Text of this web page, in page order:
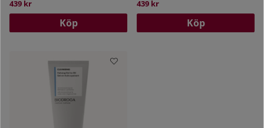
439 kr
Köp
439 kr
Köp